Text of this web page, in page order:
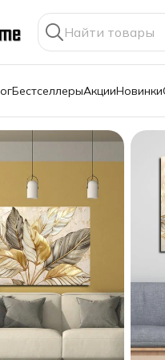
БестселлерыАкцииНовинки